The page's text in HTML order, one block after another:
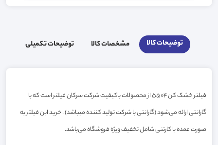
توضیحات کالا مشخصات کالا توضیحات تکمیلی
فیلتر خشک کن 5504 از محصولات باکیفیت شرکت سرکان فیلتر است که با
گارانتی ارائه می‌شود (گارانتی با شرکت تولید کننده میباشد) . خرید این فیلتر به
صورت عمده یا کارتنی شامل تخفیف ویژه فروشگاه می‌باشد.